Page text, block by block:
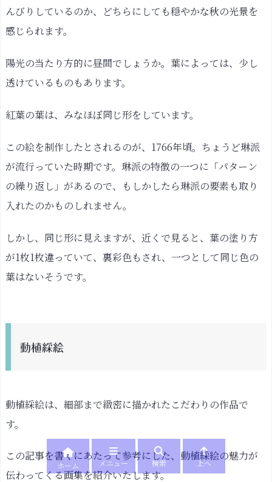
んびりしているのか、どちらにしても穏やかな秋の光景を
感じられます。
陽光の当たり方的に昼間でしょうか。葉によっては、少し
透けているものもあります。
紅葉の葉は、みなほぼ同じ形をしています。
この絵を制作したとされるのが、1766年頃。ちょうど琳派
が流行っていた時期です。琳派の特徴の一つに「パターン
の繰り返し」があるので、もしかしたら琳派の要素も取り
入れたのかものしれません。
しかし、同じ形に見えますが、近くで見ると、葉の塗り方
が1枚1枚違っていて、裏彩色もされ、一つとして同じ色の
葉はないそうです。
動植綵絵
動植綵絵は、細部まで緻密に描かれたこだわりの作品で
す。
この記事を書くにあたって参考にした、動植綵絵の魅力が
伝わってくる画集を紹介いたします。
ホーム メニュー 検索 上へ